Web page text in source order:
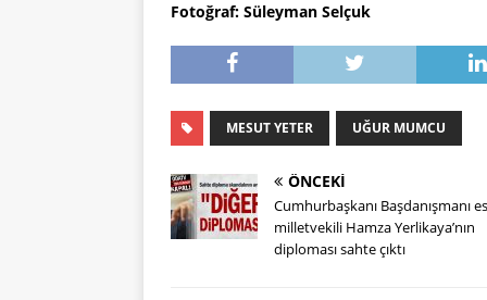
Fotoğraf: Süleyman Selçuk
MESUT YETER UĞUR MUMCU
ÖNCEKI
Cumhurbaşkanı Başdanışmanı
milletvekili Hamza Yerlikaya’nın
diploması sahte çıktı